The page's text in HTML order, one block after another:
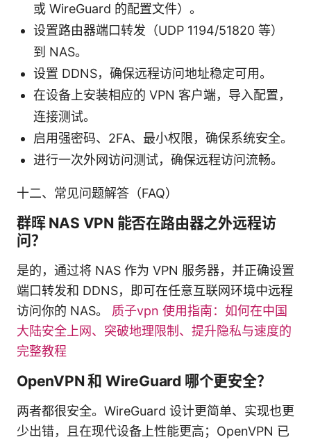
或 WireGuard 的配置文件）。
设置路由器端口转发（UDP 1194/51820 等）
到 NAS。
设置 DDNS，确保远程访问地址稳定可用。
在设备上安装相应的 VPN 客户端，导入配置，
连接测试。
启用强密码、2FA、最小权限，确保系统安全。
进行一次外网访问测试，确保远程访问流畅。
十二、常见问题解答（FAQ）
群晖 NAS VPN 能否在路由器之外远程访
问？
是的，通过将 NAS 作为 VPN 服务器，并正确设置
端口转发和 DDNS，即可在任意互联网环境中远程
访问你的 NAS。 质子vpn 使用指南：如何在中国
大陆安全上网、突破地理限制、提升隐私与速度的
完整教程
OpenVPN 和 WireGuard 哪个更安全？
两者都很安全。WireGuard 设计更简单、实现也更
少出错，且在现代设备上性能更高；OpenVPN 已